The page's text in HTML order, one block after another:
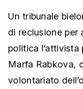
Un tribunale
di reclusione per
politica
Marfa Rabkova,
volontariato